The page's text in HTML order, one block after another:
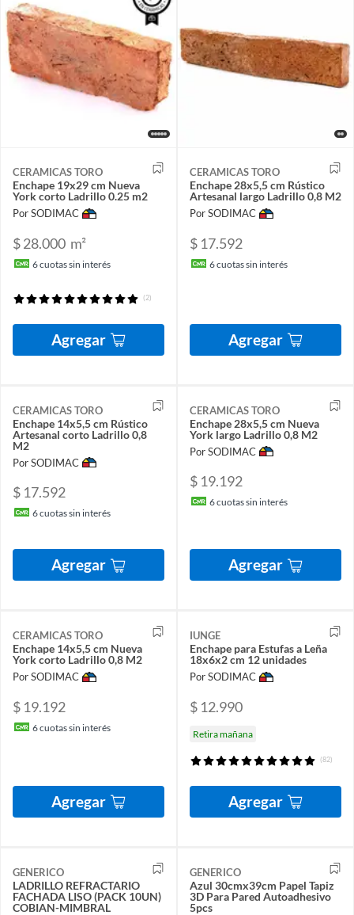
CERAMICAS TORO
Enchape 19x29 cm Nueva
York corto Ladrillo 0.25 m2
Por SODIMAC
$ 28.000 m²
6cuotas sin interés
(2)
Agregar
CERAMICAS TORO
Enchape 28x5,5 cm Rústico
Artesanal largo Ladrillo 0,8 M2
Por SODIMAC
$ 17.592
6cuotas sin interés
Agregar
CERAMICAS TORO
Enchape 14x5,5 cm Rústico
Artesanal corto Ladrillo 0,8
M2
Por SODIMAC
$ 17.592
6cuotas sin interés
Agregar
CERAMICAS TORO
Enchape 28x5,5 cm Nueva
York largo Ladrillo 0,8 M2
Por SODIMAC
$ 19.192
6cuotas sin interés
Agregar
CERAMICAS TORO
Enchape 14x5,5 cm Nueva
York corto Ladrillo 0,8 M2
Por SODIMAC
$ 19.192
6cuotas sin interés
Agregar
IUNGE
Enchape para Estufas a Leña
18x6x2 cm 12 unidades
Por SODIMAC
$ 12.990
Retira mañana
(82)
Agregar
GENERICO
LADRILLO REFRACTARIO
FACHADA LISO (PACK 10UN)
COBIAN-MIMBRAL
GENERICO
Azul 30cmx39cm Papel Tapiz
3D Para Pared Autoadhesivo
5pcs